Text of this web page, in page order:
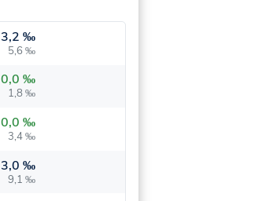
3,2 ‰
5,6 ‰
0,0 ‰
1,8 ‰
0,0 ‰
3,4 ‰
3,0 ‰
9,1 ‰